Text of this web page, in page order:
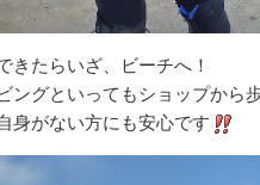
きたらいざ、ビーチへ！
ングといってもショップから
身がない方にも安心です